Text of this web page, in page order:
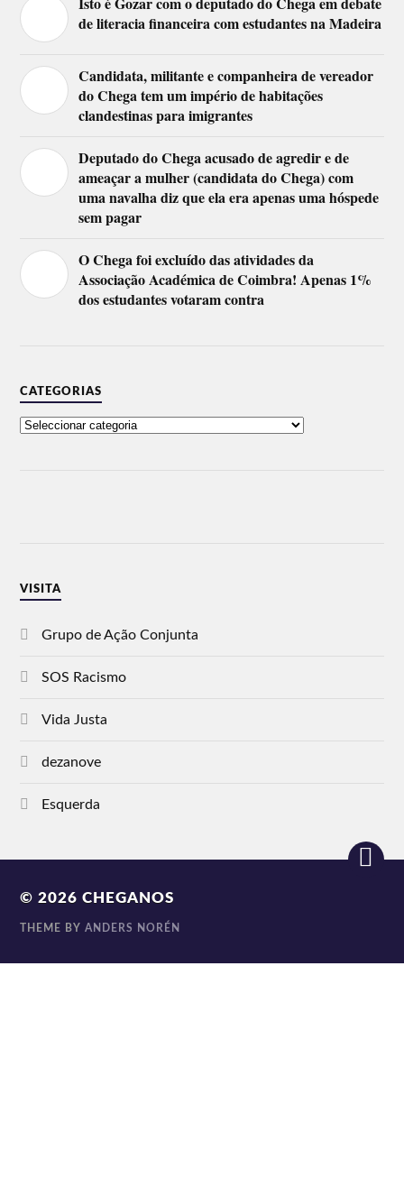
de literacia financeira com estudantes na Madeira
Candidata, militante e companheira de vereador
do Chega tem um império de habitações
clandestinas para imigrantes
Deputado do Chega acusado de agredir e de
ameaçar a mulher (candidata do Chega) com
uma navalha diz que ela era apenas uma hóspede
sem pagar
O Chega foi excluído das atividades da
Associação Académica de Coimbra! Apenas 1%
dos estudantes votaram contra
CATEGORIAS
VISITA
Grupo de Ação Conjunta
SOS Racismo
Vida Justa
dezanove
Esquerda
© 2026CHEGANOS
THEME BYANDERS NORÉN